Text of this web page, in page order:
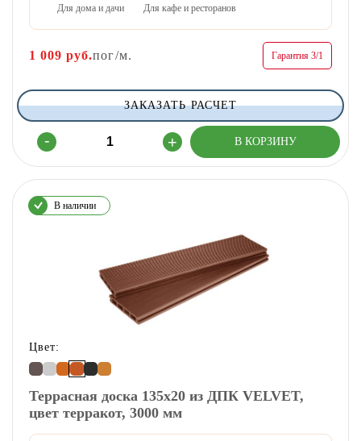
Для дома и дачи Для кафе и ресторанов
1 009 руб.пог/м. Гарантия 3/1
ЗАКАЗАТЬ РАСЧЕТ
В наличии
Цвет:
Террасная доска 135х20 из ДПК VELVET,
цвет терракот, 3000 мм